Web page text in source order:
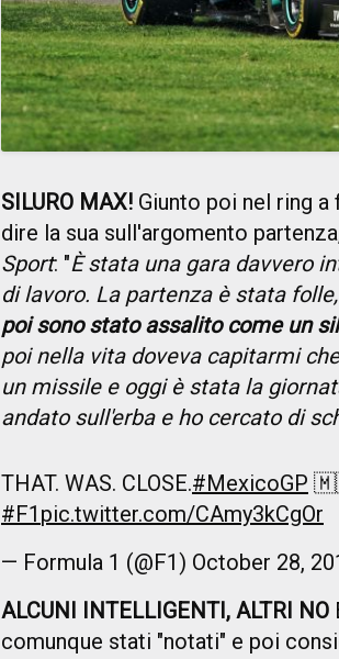
SILURO MAX! Giunto poi nel ring a
dire la sua sull'argomento
Sport: "È stata una gara davvero
di lavoro. La partenza è stata folle,
poi sono stato assalito come un
poi nella vita doveva capitarmi
un missile e oggi è stata la
andato sull'erba e ho cercato di
THAT. WAS. CLOSE.#MexicoGP
#F1 pic.twitter.com/CAmy3kCgOr
— Formula 1 (@F1) October 28,
ALCUNI INTELLIGENTI, ALTRI NO
comunque stati "notati" e poi